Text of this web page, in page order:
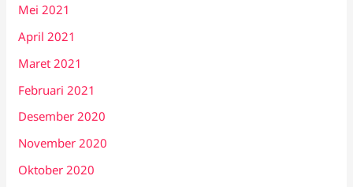
Mei 2021
April 2021
Maret 2021
Februari 2021
Desember 2020
November 2020
Oktober 2020